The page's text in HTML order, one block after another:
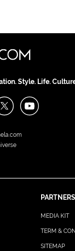
Style. Life.
MEDIA KIT
TERM &
SITEMAP